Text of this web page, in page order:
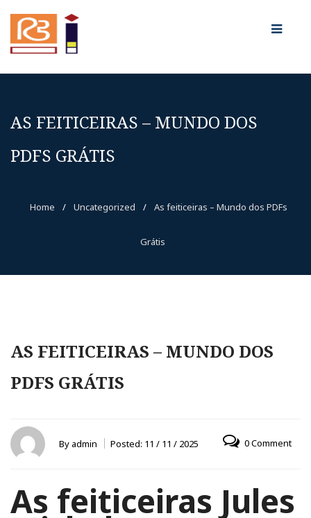
AS FEITICEIRAS – MUNDO DOS
PDFS GRÁTIS
Home / Uncategorized / As feiticeiras – Mundo dos PDFs
Grátis
AS FEITICEIRAS – MUNDO DOS
PDFS GRÁTIS
By admin Posted: 11 / 11 / 2025 0 Comment
As feiticeiras Jules